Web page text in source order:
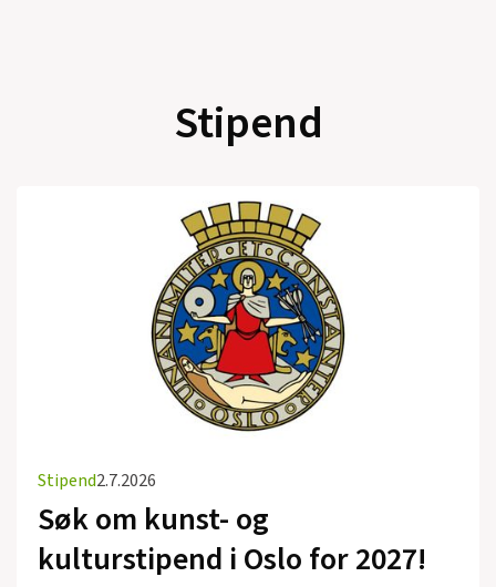
Stipend
Stipend2.7.2026
Søk om kunst- og
kulturstipend i Oslo for 2027!